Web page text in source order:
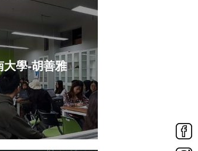
大學-胡善雅